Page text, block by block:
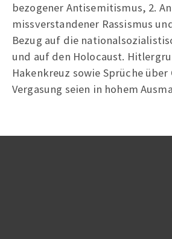
bezogener Antisemitismus, 2.
missverstandener Rassismus
Bezug auf die
und auf den Holocaust.
Hakenkreuz sowie Sprüche über
Vergasung seien in hohem